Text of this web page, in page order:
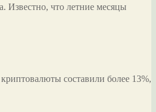
Известно, что летние месяцы
составили более 13%,